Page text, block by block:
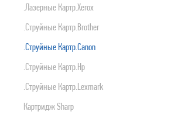
.лазерные Картр.xerox
.струйные Картр.brother
.струйные Картр.canon
.струйные Картр.hp
.струйные Картр.lexmark
Картридж Sharp